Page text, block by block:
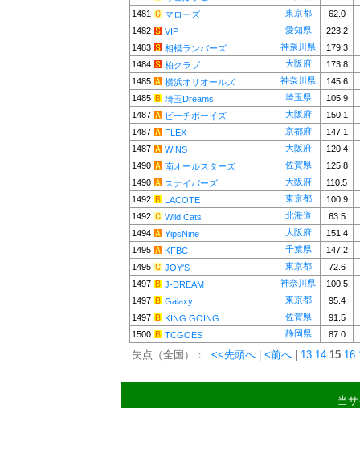
1481
マローズ 東京都
62.0
1482
VIP 愛知県
223.2
1483
相模ランバーズ 神奈川県
179.3
1484
柏クラブ 大阪府
173.8
1485
横浜オリオールズ 神奈川県
145.6
1485
埼玉Dreams 埼玉県
105.9
1487
ビーチボーイズ 大阪府
150.1
1487
FLEX 京都府
147.1
1487
WINS 大阪府
120.4
1490
南オールスターズ 佐賀県
125.8
1490
スナイパーズ 大阪府
110.5
1492
LACOTE 東京都
100.9
1492
Wild Cats 北海道
63.5
1494
YipsNine 大阪府
151.4
1495
KFBC 千葉県
147.2
1495
JOY'S 東京都
72.6
1497
J-DREAM 神奈川県
100.5
1497
Galaxy 東京都
95.4
1497
KING GOING 佐賀県
91.5
1500
TCGOES 静岡県 87.0
失点（全国）： <<先頭へ <前へ 13 14 15 16
当